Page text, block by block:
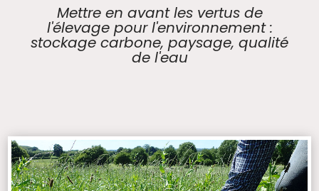
Mettre en avant les vertus de
l'élevage pour l'environnement :
stockage carbone, paysage, qualité
de l'eau